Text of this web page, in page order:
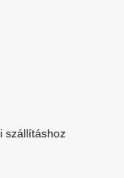
szállításhoz